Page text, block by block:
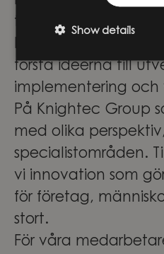
teknikutveckling och
kunder genom hela
första idéerna till
implementering
På Knightec Group
med olika
specialistområden.
vi innovation som
för företag,
stort.
För våra
Show details